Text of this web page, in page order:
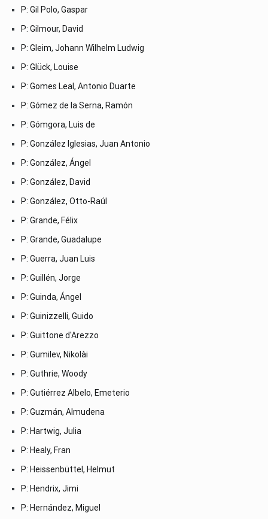
P: Gil Polo, Gaspar
P: Gilmour, David
P: Gleim, Johann Wilhelm Ludwig
P: Glück, Louise
P: Gomes Leal, Antonio Duarte
P: Gómez de la Serna, Ramón
P: Gómgora, Luis de
P: González Iglesias, Juan Antonio
P: González, Ángel
P: González, David
P: González, Otto-Raúl
P: Grande, Félix
P: Grande, Guadalupe
P: Guerra, Juan Luis
P: Guillén, Jorge
P: Guinda, Ángel
P: Guinizzelli, Guido
P: Guittone d'Arezzo
P: Gumilev, Nikolài
P: Guthrie, Woody
P: Gutiérrez Albelo, Emeterio
P: Guzmán, Almudena
P: Hartwig, Julia
P: Healy, Fran
P: Heissenbüttel, Helmut
P: Hendrix, Jimi
P: Hernández, Miguel